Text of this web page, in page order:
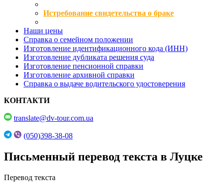
Истребование свидетельства о браке
Наши цены
Справка о семейном положении
Изготовление идентификационного кода (ИНН)
Изготовление дубликата решения суда
Изготовление пенсионной справки
Изготовление архивной справки
Справка о выдаче водительского удостоверения
КОНТАКТИ
translate@dv-tour.com.ua
(050)398-38-08
Письменный перевод текста в Луцке
Перевод текста